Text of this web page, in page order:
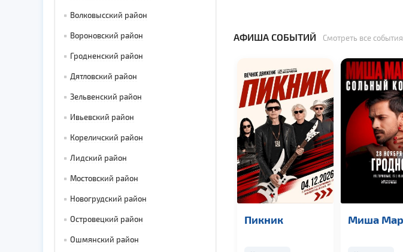
Волковысский район
Вороновский район
Гродненский район
Дятловский район
Зельвенский район
Ивьевский район
Кореличский район
Лидский район
Мостовский район
Новогрудский район
Островецкий район
Ошмянский район
АФИША СОБЫТИЙ Смотреть все события
Миша Марвин